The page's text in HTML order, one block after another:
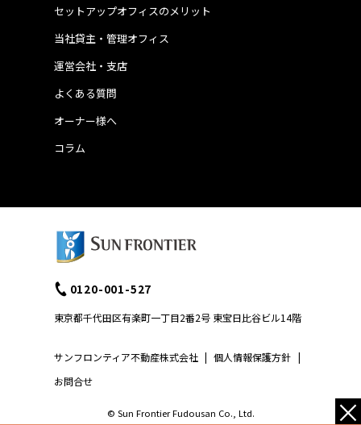
運営会社・支店
よくある質問
当社貸主・管理オフィス
オーナー様へ
コラム
セットアップオフィスのメリット
サンフロンティア不動産株式会社 | 個人情報保護方針 |
お問合せ
0120-001-527
東京都千代田区有楽町一丁目2番2号 東宝日比谷ビル14階
© Sun Frontier Fudousan Co., Ltd. ×